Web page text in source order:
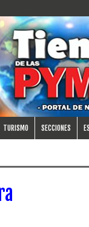
TURISMO SECCIONES